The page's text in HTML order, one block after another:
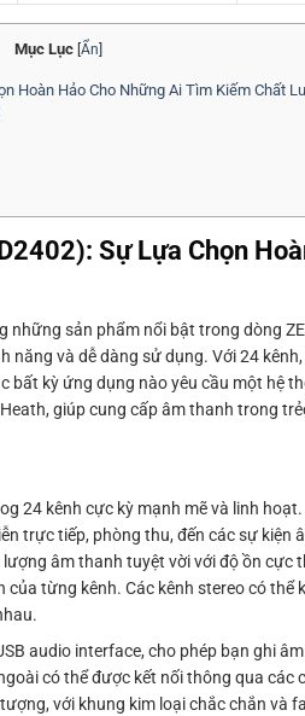
Mục Lục [Ẩn]
Hoàn Hảo Cho Những Ai Tìm Kiếm Chất
Sự Lựa Chọn
những sản phẩm nổi bật trong dòng
và dễ dàng sử dụng. Với 24
bất kỳ ứng dụng nào yêu cầu một hệ
giúp cung cấp âm thanh trong
24 kênh cực kỳ mạnh mẽ và linh
trực tiếp, phòng thu, đến các sự
âm thanh tuyệt vời với độ ồn
từng kênh. Các kênh stereo có
audio interface, cho phép bạn ghi
có thể được kết nối thông qua
với khung kim loại chắc chắn và